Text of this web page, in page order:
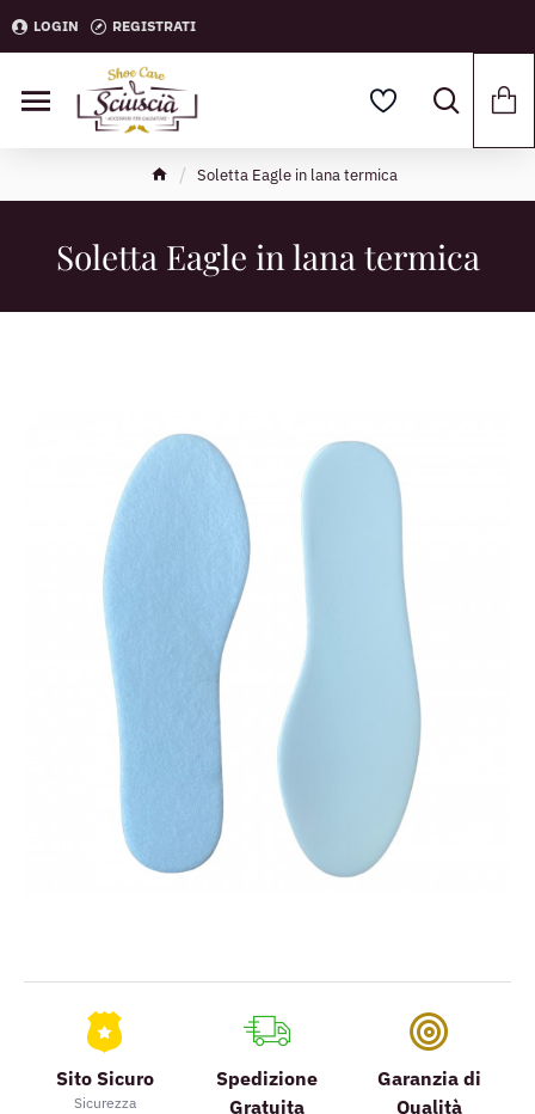
LOGIN REGISTRATI
Soletta Eagle in lana termica
Soletta Eagle in lana termica
Sito Sicuro
Sicurezza
Spedizione
Gratuita
Garanzia di
Qualità